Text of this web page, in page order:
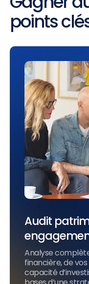
points
Audit
Analyse
financière, de
capacité